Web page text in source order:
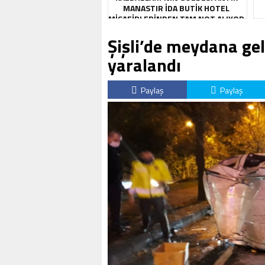
MANASTIR İDA BUTIK HOTEL
MISAFIRLERINDEN TAM NOT ALIYOR
Şişli’de meydana
yaralandı
Paylaş Paylaş